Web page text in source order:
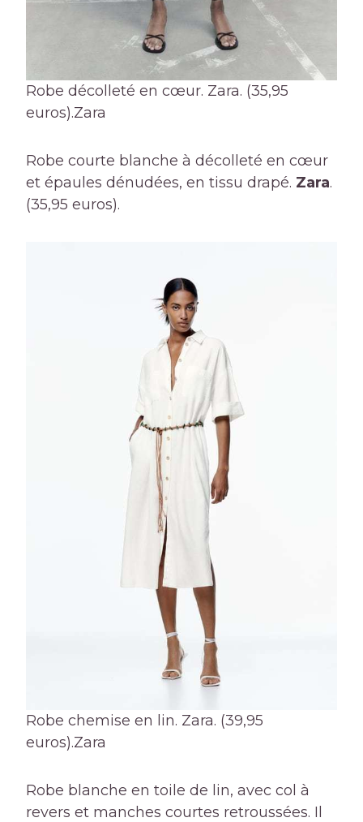
Robe décolleté en cœur. Zara. (35,95
euros).Zara
Robe courte blanche à décolleté en cœur
et épaules dénudées, en tissu drapé. Zara.
(35,95 euros).
Robe chemise en lin. Zara. (39,95
euros).Zara
Robe blanche en toile de lin, avec col à
revers et manches courtes retroussées. Il